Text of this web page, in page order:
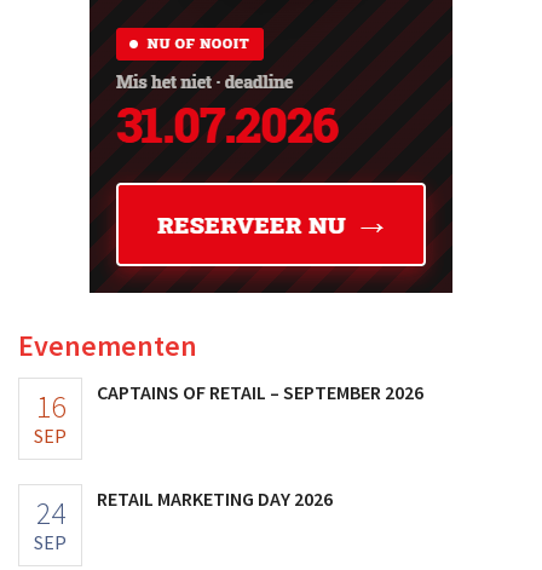
Evenementen
16
SEP
CAPTAINS OF RETAIL – SEPTEMBER 2026
24
SEP
RETAIL MARKETING DAY 2026